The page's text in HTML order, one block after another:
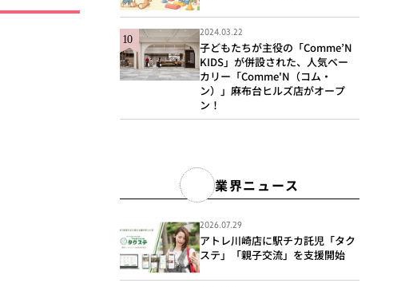
2024.03.22
子どもたちが主役の「Comme’N
KIDS」が併設された、人気ベー
カリー「Comme'N（コム・
ン）」麻布台ヒルズ店がオープ
ン！
業界ニュース
2026.07.29
アトレ川崎店に駅チカ託児「タク
ステ」「親子交流」を支援開始